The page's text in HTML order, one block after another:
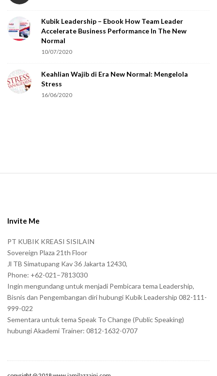
Kubik Leadership – Ebook How Team Leader
Accelerate Business Performance In The New
Normal
10/07/2020
Keahlian Wajib di Era New Normal: Mengelola
Stress
16/06/2020
Invite Me
PT KUBIK KREASI SISILAIN
Sovereign Plaza 21th Floor
Jl TB Simatupang Kav 36 Jakarta 12430,
Phone: +62-021–7813030
Ingin mengundang untuk menjadi Pembicara tema Leadership,
Bisnis dan Pengembangan diri hubungi Kubik Leadership 082-111-
999-022
Sementara untuk tema Speak To Change (Public Speaking)
hubungi Akademi Trainer: 0812-1632-0707